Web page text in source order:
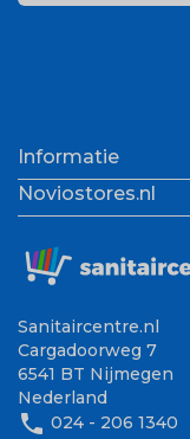
Informatie
Noviostores.nl
Sanitaircentre.nl
Cargadoorweg 7
6541 BT Nijmegen
Nederland
phone 024 - 206 1340